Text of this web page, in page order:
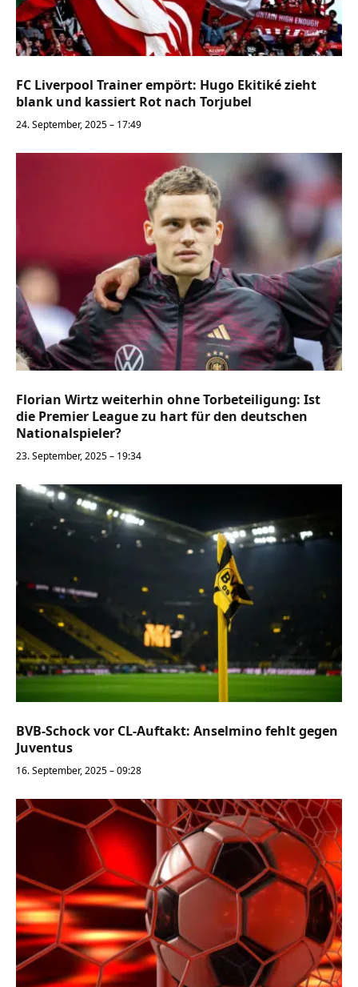
FC Liverpool Trainer empört: Hugo Ekitiké zieht
blank und kassiert Rot nach Torjubel
24. September, 2025 – 17:49
Florian Wirtz weiterhin ohne Torbeteiligung: Ist
die Premier League zu hart für den deutschen
Nationalspieler?
23. September, 2025 – 19:34
BVB-Schock vor CL-Auftakt: Anselmino fehlt gegen
Juventus
16. September, 2025 – 09:28